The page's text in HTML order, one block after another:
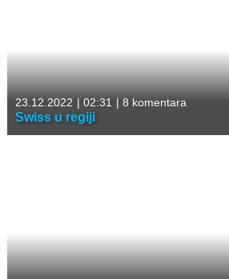
23.12.2022 | 02:31 | 8 komentara
Swiss u regiji